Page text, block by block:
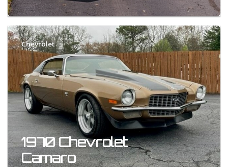
Chevrolet
1970 Chevrolet
Camaro